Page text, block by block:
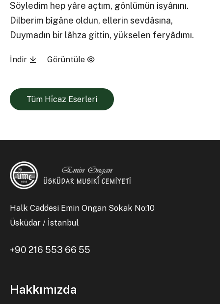
Söyledim hep yâre açtım, gönlümün isyânını.
Dilberim bîgâne oldun, ellerin sevdâsına,
Duymadın bir lâhza gittin, yükselen feryâdımı.
İndir Görüntüle
Tüm Hi̇caz Eserleri
Halk Caddesi Emin Ongan Sokak No:10
Üsküdar / İstanbul
+90 216 553 66 55
Hakkımızda